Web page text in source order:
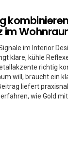
im
im Interior
klare, kühle
richtig
will, braucht ein
liefert
wie Gold mit